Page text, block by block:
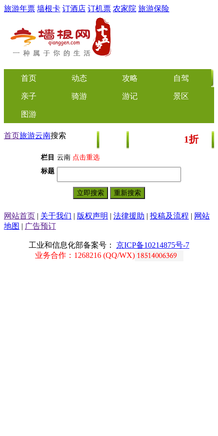
旅游年票 墙根卡 订酒店 订机票 农家院 旅游保险
首页 动态 攻略 自驾
亲子 骑游 游记 景区
图游
1折起
首页旅游云南搜索
栏目 云南 点击重选
标题
网站首页 | 关于我们 | 版权声明 | 法律援助 | 投稿及流程 | 网站
地图 | 广告预订
工业和信息化部备案号： 京ICP备10214875号-7
业务合作：1268216 (QQ/WX)